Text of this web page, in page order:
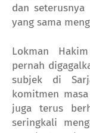
dan
yang sama
Lokman
pernah
subjek di
komitmen
juga terus
seringkali